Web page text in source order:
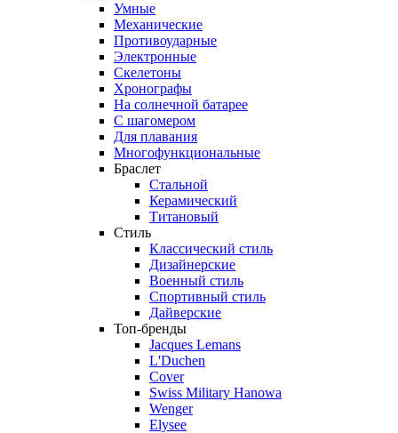
Умные
Механические
Противоударные
Электронные
Скелетоны
Хронографы
На солнечной батарее
С шагомером
Для плавания
Многофункциональные
Браслет
Стальной
Керамический
Титановый
Стиль
Классический стиль
Дизайнерские
Военный стиль
Спортивный стиль
Дайверские
Топ-бренды
Jacques Lemans
L'Duchen
Cover
Swiss Military Hanowa
Wenger
Elysee